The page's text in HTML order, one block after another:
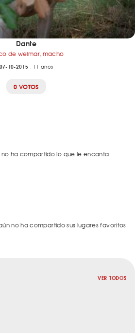
Dante
de weimar, macho
07-10-2015 , 11 años
0 VOTOS
no ha compartido lo que le encanta
no ha compartido sus lugares favoritos.
VER TODOS